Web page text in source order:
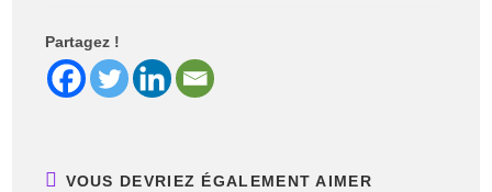
Partagez !
VOUS DEVRIEZ ÉGALEMENT AIMER